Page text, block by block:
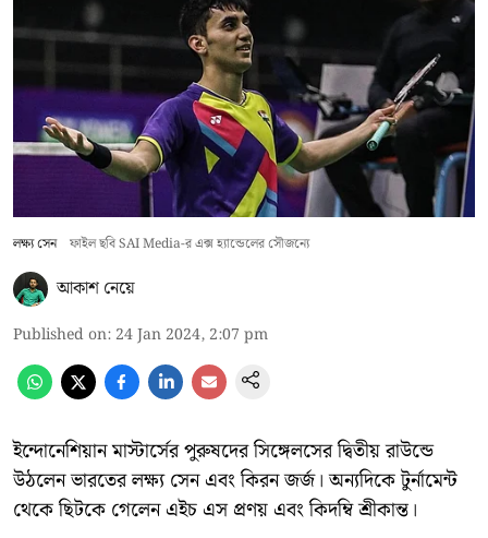
লক্ষ্য সেন ফাইল ছবি SAI Media-র এক্স হ্যান্ডেলের সৌজন্যে
আকাশ নেয়ে
Published on: 24 Jan 2024, 2:07 pm
ইন্দোনেশিয়ান মাস্টার্সের পুরুষদের সিঙ্গেলসের দ্বিতীয় রাউন্ডে
উঠলেন ভারতের লক্ষ্য সেন এবং কিরন জর্জ। অন্যদিকে টুর্নামেন্ট
থেকে ছিটকে গেলেন এইচ এস প্রণয় এবং কিদম্বি শ্রীকান্ত।